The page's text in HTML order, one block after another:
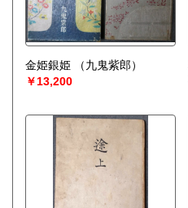
金姫銀姫
（九鬼紫郎）
￥13,200